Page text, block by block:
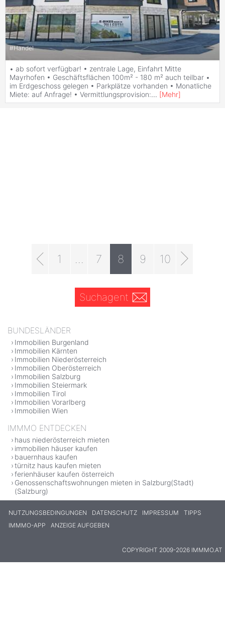
#Handel
• ab sofort verfügbar! • zentrale Lage, Einfahrt Mitte
Mayrhofen • Geschäftsflächen 100m² - 180 m² auch teilbar •
im Erdgeschoss gelegen • Parkplätze vorhanden • Monatliche
Miete: auf Anfrage! • Vermittlungsprovision:... [Mehr]
1 7 8 9 10
Suchagent
BUNDESLÄNDER
Immobilien Burgenland
Immobilien Kärnten
Immobilien Niederösterreich
Immobilien Oberösterreich
Immobilien Salzburg
Immobilien Steiermark
Immobilien Tirol
Immobilien Vorarlberg
Immobilien Wien
IMMMO ENTDECKEN
haus niederösterreich mieten
immobilien häuser kaufen
bauernhaus kaufen
türnitz haus kaufen mieten
ferienhäuser kaufen österreich
Genossenschaftswohnungen mieten in Salzburg(Stadt)
(Salzburg)
NUTZUNGSBEDINGUNGEN DATENSCHUTZ IMPRESSUM
TIPPS
IMMMO-APP
ANZEIGE AUFGEBEN
COPYRIGHT 2009-2026 IMMMO.AT